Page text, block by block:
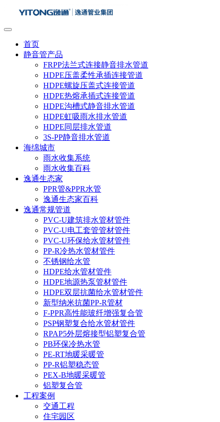
首页
静音管产品
FRPP法兰式连接静音排水管道
HDPE压盖柔性承插连接管道
HDPE螺旋压盖式连接管道
HDPE热熔承插式连接管道
HDPE沟槽式静音排水管道
HDPE虹吸雨水排水管道
HDPE同层排水管道
3S-PP静音排水管道
海绵城市
雨水收集系统
雨水收集百科
逸通生态家
PPR管&PPR水管
逸通生态家百科
逸通常规管道
PVC-U建筑排水管材管件
PVC-U电工套管管材管件
PVC-U环保给水管材管件
PP-R冷热水管材管件
不锈钢给水管
HDPE给水管材管件
HDPE地源热泵管材管件
HDPE双层抗菌给水管材管件
新型纳米抗菌PP-R管材
F-PPR高性能玻纤增强复合管
PSP钢塑复合给水管材管件
RPAP5外层熔接型铝塑复合管
PB环保冷热水管
PE-RT地暖采暖管
PP-R铝塑稳态管
PEX-B地暖采暖管
铝塑复合管
工程案例
交通工程
住宅园区